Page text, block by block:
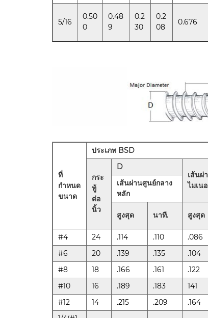
5/16
0.50
0
0.48
9
0.2
30
0.2
08
0.676
ที่
กำหนด
ขนาด
ประเภท BSD
กระ
ทู้
ต่อ
นิ้ว
D
เส้นผ่
ไมเน
เส้นผ่านศูนย์กลาง
หลัก
สูงสุด นาที. สูงสุด
#4 24 .114 .110 .086
#6
20 .139 .135 .104
#8
18 .166 .161 .122
#10
16 .189 .183 141
#12
14 .215 .209 .164